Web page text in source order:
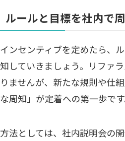
ルールと目標を社内で
インセンティブを定めたら、
知していきましょう。リファ
りませんが、新たな規則や仕
な周知」が定着への第一歩です
方法としては、社内説明会の